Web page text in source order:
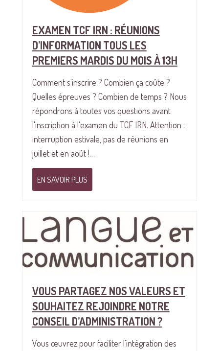
EXAMEN TCF IRN : RÉUNIONS
D’INFORMATION TOUS LES
PREMIERS MARDIS DU MOIS À 13H
Comment s'inscrire ? Combien ça coûte ?
Quelles épreuves ? Combien de temps ? Nous
répondrons à toutes vos questions avant
l'inscription à l'examen du TCF IRN. Attention :
interruption estivale, pas de réunions en
juillet et en août !…
EN SAVOIR PLUS
VOUS PARTAGEZ NOS VALEURS ET
SOUHAITEZ REJOINDRE NOTRE
CONSEIL D’ADMINISTRATION ?
Vous œuvrez pour faciliter l'intégration des